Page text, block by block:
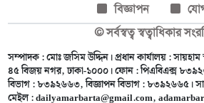
বিজ্ঞাপন
© সর্বস্বত্ব স্বত্বাধিকার
সম্পাদক : মোঃ জসিম উদ্দিন। প্রধান কার্যালয় :
৪৫ বিজয় নগর, ঢাকা-১০০০। ফোন : পিএবিএক্স
বিভাগ : ৮৩৯২৬৬৩, বিজ্ঞাপন বিভাগ : ৮৩৯২৬৬৫।
মেইল :dailyamarbarta@gmail.com,